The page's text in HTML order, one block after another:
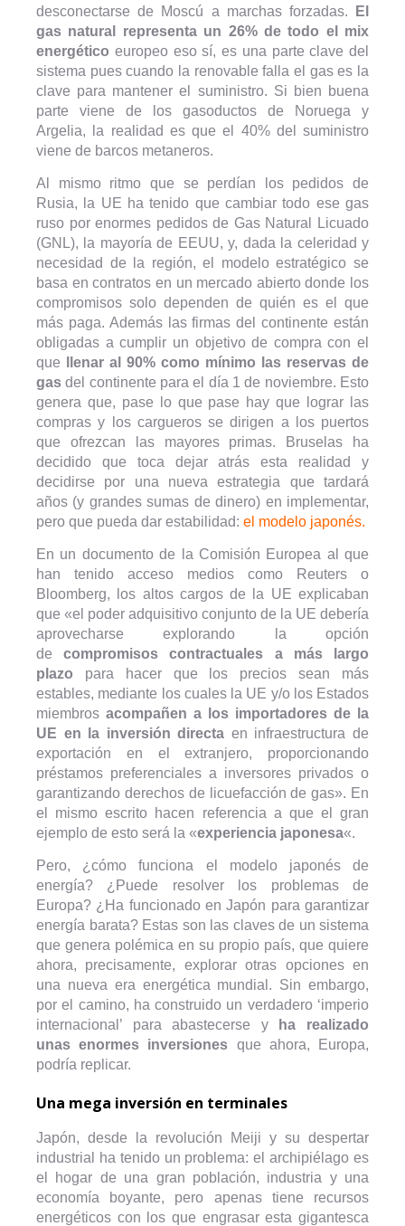
desconectarse de Moscú a marchas forzadas.
El
gas natural representa un 26% de todo el mix
energético europeo eso sí, es una parte clave del
sistema pues cuando la renovable falla el gas es la
clave para mantener el suministro. Si bien buena
parte viene de los gasoductos de Noruega y
Argelia, la realidad es que el 40% del suministro
viene de barcos metaneros.
Al mismo ritmo que se perdían los pedidos de
Rusia, la UE ha tenido que cambiar todo ese gas
ruso por enormes pedidos de Gas Natural Licuado
(GNL), la mayoría de EEUU, y, dada la celeridad y
necesidad de la región, el modelo estratégico se
basa en contratos en un mercado abierto donde los
compromisos solo dependen de quién es el que
más paga. Además las firmas del continente están
obligadas a cumplir un objetivo de compra con el
que
llenar al 90% como mínimo las reservas de
gas del continente para el día 1 de noviembre. Esto
genera que, pase lo que pase hay que lograr las
compras y los cargueros se dirigen a los puertos
que ofrezcan las mayores primas. Bruselas ha
decidido que toca dejar atrás esta realidad y
decidirse por una nueva estrategia que tardará
años (y grandes sumas de dinero) en implementar,
pero que pueda dar estabilidad: el modelo japonés.
En un documento de la Comisión Europea al que
han tenido acceso medios como Reuters o
Bloomberg, los altos cargos de la UE explicaban
que «el poder adquisitivo conjunto de la UE debería
aprovecharse explorando la opción
decompromisos contractuales a más largo
plazo para hacer que los precios sean más
estables, mediante los cuales la UE y/o los Estados
miembros acompañen a los importadores de la
UE en la inversión directa en infraestructura de
exportación en el extranjero, proporcionando
préstamos preferenciales a inversores privados o
garantizando derechos de licuefacción de gas». En
el mismo escrito hacen referencia a que el gran
ejemplo de esto será la «experiencia japonesa«.
Pero, ¿cómo funciona el modelo japonés de
energía? ¿Puede resolver los problemas de
Europa? ¿Ha funcionado en Japón para garantizar
energía barata? Estas son las claves de un sistema
que genera polémica en su propio país, que quiere
ahora, precisamente, explorar otras opciones en
una nueva era energética mundial. Sin embargo,
por el camino, ha construido un verdadero ‘imperio
internacional’ para abastecerse yha realizado
unas enormes inversiones que ahora, Europa,
podría replicar.
Una mega inversión en terminales
Japón, desde la revolución Meiji y su despertar
industrial ha tenido un problema: el archipiélago es
el hogar de una gran población, industria y una
economía boyante, pero apenas tiene recursos
energéticos con los que engrasar esta gigantesca